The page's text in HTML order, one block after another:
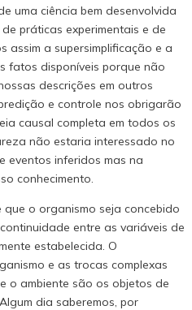
uma ciência bem desenvolvida
práticas experimentais e de
assim a supersimplificação e a
fatos disponíveis porque não
descrições em outros
e controle nos obrigarão
causal completa em todos os
não estaria interessado no
eventos inferidos mas na
conhecimento.
o organismo seja concebido
entre as variáveis de
estabelecida. O
e as trocas complexas
o ambiente são os objetos de
dia saberemos, por